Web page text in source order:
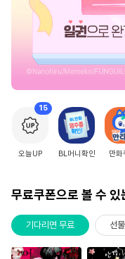
15
오늘UP BL머니확인 만화
무료쿠폰으로 볼 수 있
기다리면 무료 선물